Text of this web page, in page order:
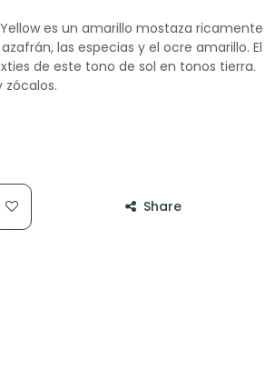
es un amarillo mostaza ricamente
las especias y el ocre amarillo. El
de este tono de sol en tonos tierra.
zócalos.
Share